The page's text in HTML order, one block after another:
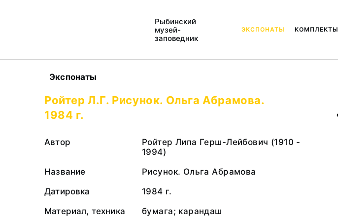
Рыбинский
музей-
заповедник
ЭКСПОНАТЫ КОМПЛЕКТЫ
Экспонаты
Ройтер Л.Г. Рисунок. Ольга Абрамова.
1984 г.
Автор
Ройтер Липа Герш-Лейбович (1910 -
1994)
Название
Рисунок. Ольга Абрамова
Датировка
1984 г.
Материал, техника
бумага; карандаш